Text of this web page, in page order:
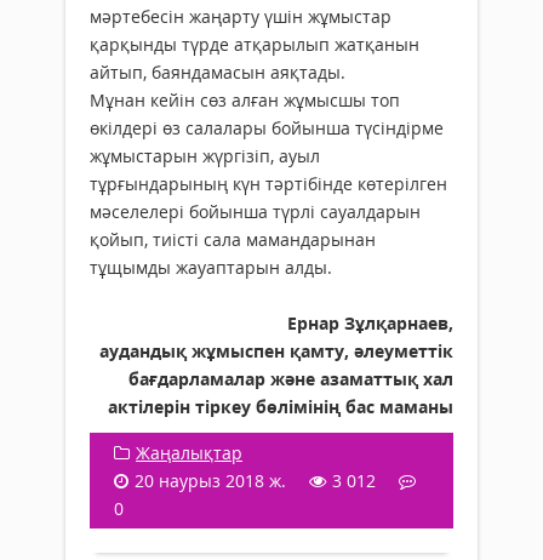
мәртебесін жаңарту үшін жұмыстар
қарқынды түрде атқарылып жатқанын
айтып, баяндамасын аяқтады.
Мұнан кейін сөз алған жұмысшы топ
өкілдері өз салалары бойынша түсіндірме
жұмыстарын жүргізіп, ауыл
тұрғындарының күн тәртібінде көтерілген
мәселелері бойынша түрлі сауалдарын
қойып, тиісті сала мамандарынан
тұщымды жауаптарын алды.
Ернар Зұлқарнаев,
аудандық жұмыспен қамту, әлеуметтік
бағдарламалар және азаматтық хал
актілерін тіркеу бөлімінің бас маманы
Жаңалықтар
20 наурыз 2018 ж.
3 012
0